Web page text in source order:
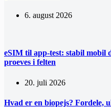
6. august 2026
eSIM til app-test: stabil mobil
proeves i felten
20. juli 2026
Hvad er en biopejs? Fordele,